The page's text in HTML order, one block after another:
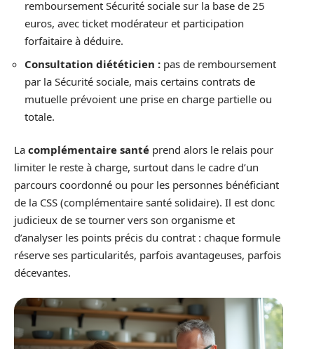
remboursement Sécurité sociale sur la base de 25
euros, avec ticket modérateur et participation
forfaitaire à déduire.
Consultation diététicien : pas de remboursement
par la Sécurité sociale, mais certains contrats de
mutuelle prévoient une prise en charge partielle ou
totale.
La complémentaire santé prend alors le relais pour
limiter le reste à charge, surtout dans le cadre d’un
parcours coordonné ou pour les personnes bénéficiant
de la CSS (complémentaire santé solidaire). Il est donc
judicieux de se tourner vers son organisme et
d’analyser les points précis du contrat : chaque formule
réserve ses particularités, parfois avantageuses, parfois
décevantes.